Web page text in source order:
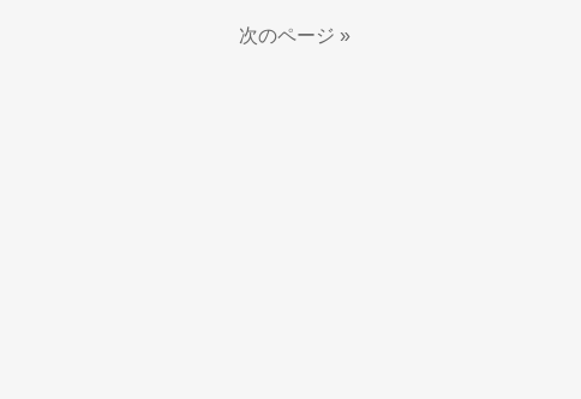
次のページ »